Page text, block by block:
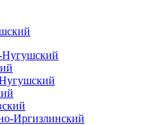
Нугушский
Иргизлинский